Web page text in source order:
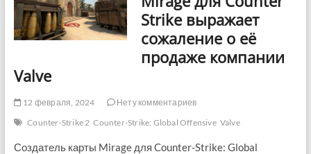
Strike выражает
сожаление о её
продаже компании
Valve
12 февраля, 2024
Нету комментариев
Counter-Strike 2 Counter-Strike: Global Offensive Valve
Создатель карты Mirage для Counter-Strike: Global